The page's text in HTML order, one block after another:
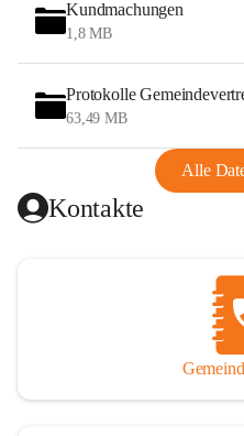
Kundmachungen
1,8 MB
Protokolle
63,49 MB
Alle
Kontakte